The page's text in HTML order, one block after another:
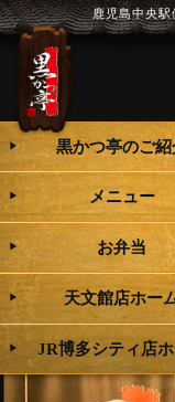
鹿児島中央駅
黒かつ亭のご紹
メニュー
お弁当
天文館店ホー
JR博多シティ店